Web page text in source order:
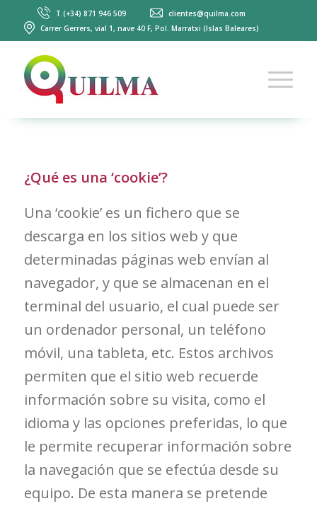
T.(+34) 871 946 509
clientes@quilma.com
Carrer Gerrers, vial 1, nave 40 F, Pol. Marratxi (Islas Baleares)
¿Qué es una ‘cookie’?
Una ‘cookie’ es un fichero que se
descarga en los sitios web y que
determinadas páginas web envían al
navegador, y que se almacenan en el
terminal del usuario, el cual puede ser
un ordenador personal, un teléfono
móvil, una tableta, etc. Estos archivos
permiten que el sitio web recuerde
información sobre su visita, como el
idioma y las opciones preferidas, lo que
le permite recuperar información sobre
la navegación que se efectúa desde su
equipo. De esta manera se pretende